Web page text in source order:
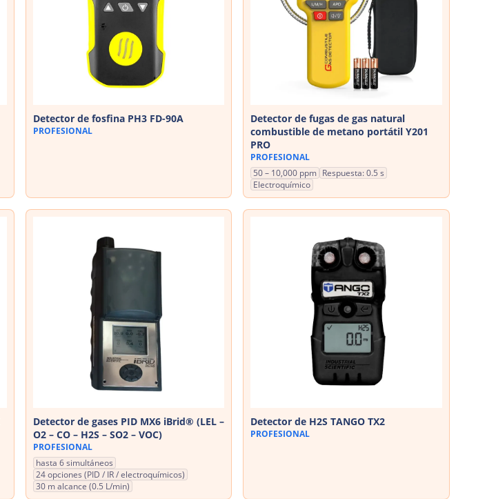
Detector de fosfina PH3 FD-90A
PROFESIONAL
Detector de fugas de gas natural
combustible de metano portátil Y201
PRO
PROFESIONAL
50 – 10,000 ppm Respuesta: 0.5 s
Electroquímico
Detector de gases PID MX6 iBrid® (LEL –
O2 – CO – H2S – SO2 – VOC)
PROFESIONAL
hasta 6 simultáneos
24 opciones (PID / IR / electroquímicos)
30 m alcance (0.5 L/min)
Detector de H2S TANGO TX2
PROFESIONAL